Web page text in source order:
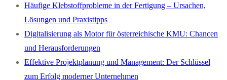
Häufige Klebstoffprobleme in der Fertigung – Ursachen,
Lösungen und Praxistipps
Digitalisierung als Motor für österreichische KMU: Chancen
und Herausforderungen
Effektive Projektplanung und Management: Der Schlüssel
zum Erfolg moderner Unternehmen